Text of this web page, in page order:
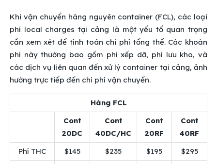
Khi vận chuyển hàng nguyên container (FCL), các loại
phí local charges tại cảng là một yếu tố quan trọng
cần xem xét để tính toán chi phí tổng thể. Các khoản
phí này thường bao gồm phí xếp dỡ, phí lưu kho, và
các dịch vụ liên quan đến xử lý container tại cảng, ảnh
hưởng trực tiếp đến chi phí vận chuyển.
Hàng FCL
Cont
20DC
Cont
40DC/HC
Cont
20RF
Cont
40RF
Phí THC
$145 $235 $195
$295